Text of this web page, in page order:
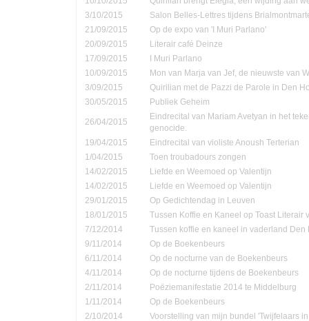
3/10/2015
Salon Belles-Lettres tijdens
21/09/2015
Op de expo van 'I Muri Parlano'
20/09/2015
Literair café Deinze
17/09/2015
I Muri Parlano
10/09/2015
Mon van Marja van Jef, de nieuwste van
3/09/2015
Quirilian met de Pazzi de Parole in Den
30/05/2015
Publiek Geheim
26/04/2015
Eindrecital van Mariam Avetyan in het
genocide.
19/04/2015
Eindrecital van violiste Anoush Terterian
1/04/2015
Toen troubadours zongen
14/02/2015
Liefde en Weemoed op Valentijn
14/02/2015
Liefde en Weemoed op Valentijn
29/01/2015
Op Gedichtendag in Leuven
18/01/2015
Tussen Koffie en Kaneel op Toast Literair
7/12/2014
Tussen koffie en kaneel in vaderland Den
9/11/2014
Op de Boekenbeurs
6/11/2014
Op de nocturne van de Boekenbeurs
4/11/2014
Op de nocturne tijdens de Boekenbeurs
2/11/2014
Poëziemanifestatie 2014 te Middelburg
1/11/2014
Op de Boekenbeurs
2/10/2014
Voorstelling van mijn bundel 'Twijfelaars